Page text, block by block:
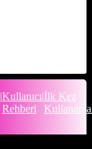
|Kullanıcı
Rehberi
|İlk Kez